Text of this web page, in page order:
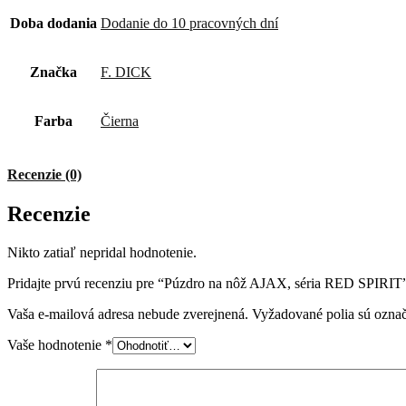
Doba dodania Dodanie do 10 pracovných dní
Značka F. DICK
Farba Čierna
Recenzie (0)
Recenzie
Nikto zatiaľ nepridal hodnotenie.
Pridajte prvú recenziu pre “Púzdro na nôž AJAX, séria RED
Vaša e-mailová adresa nebude zverejnená. Vyžadované polia sú
Vaše hodnotenie *